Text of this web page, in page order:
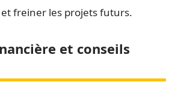
freiner les projets futurs.
et conseils